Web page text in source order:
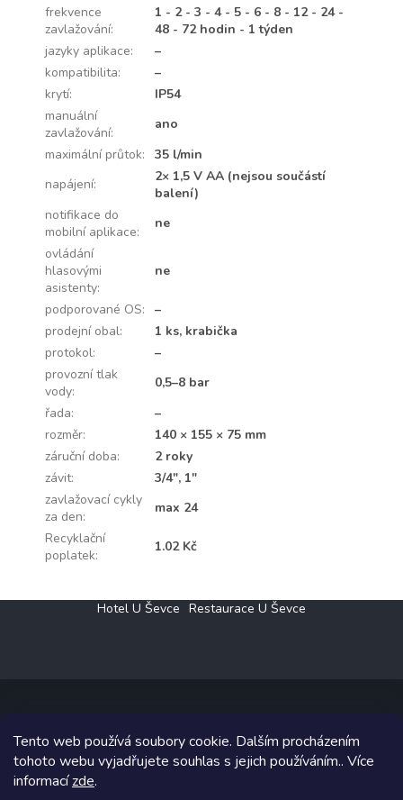
Tento web používá soubory cookie. Dalším procházením
tohoto webu vyjadřujete souhlas s jejich používáním.. Více
informacízde.
frekvence
zavlažování:
1 - 2 - 3 - 4 - 5 - 6 - 8 - 12 - 24 -
48 - 72 hodin - 1 týden
jazyky aplikace:
–
kompatibilita:
–
krytí:
IP54
manuální
zavlažování:
ano
maximální průtok:
35 l/min
napájení:
2× 1,5 V AA (nejsou součástí
balení)
notifikace do
mobilní aplikace:
ne
ovládání
hlasovými
asistenty:
ne
podporované OS:
–
prodejní obal:
1 ks, krabička
protokol:
–
provozní tlak
vody:
0,5–8 bar
řada:
–
rozměr:
140 × 155 × 75 mm
záruční doba:
2 roky
závit:
3/4", 1"
zavlažovací cykly
za den:
max 24
Recyklační
poplatek:
1.02 Kč
Hotel U Ševce Restaurace U Ševce
Copyright 2026Elektro Klesný s.r.o.. Všechna práva vyhrazena.
Grafický návrh vytvořil a na Shoptet implementoval